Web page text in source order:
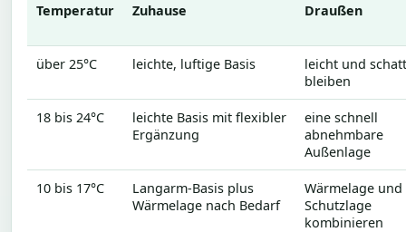
Temperatur Zuhause Draußen
über 25°C leichte, luftige Basis
leicht und
bleiben
18 bis 24°C
leichte Basis mit flexibler
Ergänzung
eine schnell
abnehmbare
Außenlage
10 bis 17°C
Langarm-Basis plus
Wärmelage nach Bedarf
Wärmelage und
Schutzlage
kombinieren